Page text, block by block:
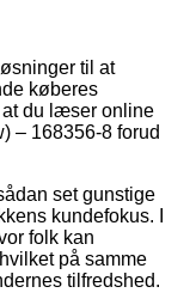
til at
køberes
at du læser online
– 168356-8 forud
set gunstige
kundefokus. I
folk kan
på samme
tilfredshed.